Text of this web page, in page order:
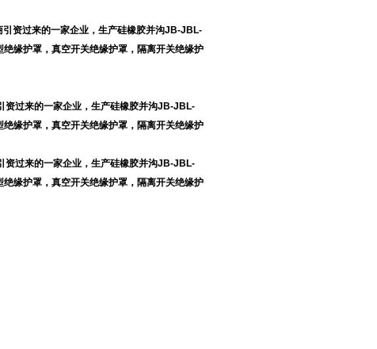
资过来的一家企业，生产硅橡胶并沟JB-JBL-
缘护罩，真空开关绝缘护罩，隔离开关绝缘护
资过来的一家企业，生产硅橡胶并沟JB-JBL-
缘护罩，真空开关绝缘护罩，隔离开关绝缘护
资过来的一家企业，生产硅橡胶并沟JB-JBL-
缘护罩，真空开关绝缘护罩，隔离开关绝缘护